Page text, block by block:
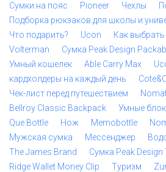
Сумки на пояс Pioneer Чехлы
Подборка рюкзаков для школы и
Что подарить?
Ucon Как
Volterman
Сумка Peak Design
Умный кошелек
Able Carry Max
кардхолдеры на каждый день
Чек-лист перед путешествием
Bellroy Classic Backpack
Умные
Que Bottle
Нож Memobottle
Мужская сумка
Мессенджер
The James Brand
Сумка Peak Design
Ridge Wallet Money Clip
Туризм